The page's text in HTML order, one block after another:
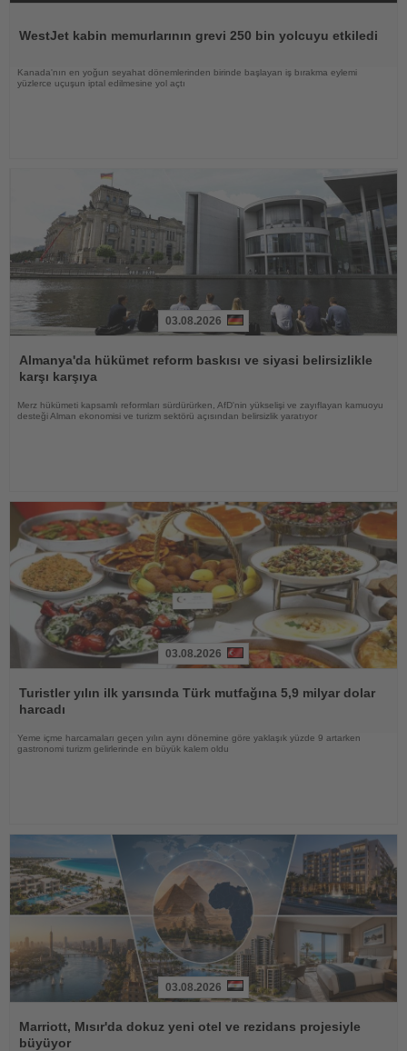
WestJet kabin memurlarının grevi 250 bin yolcuyu etkiledi
Kanada'nın en yoğun seyahat dönemlerinden birinde başlayan iş bırakma eylemi
yüzlerce uçuşun iptal edilmesine yol açtı
Oku
03.08.2026
Almanya'da hükümet reform baskısı ve siyasi belirsizlikle
karşı karşıya
Merz hükümeti kapsamlı reformları sürdürürken, AfD'nin yükselişi ve zayıflayan kamuoyu
desteği Alman ekonomisi ve turizm sektörü açısından belirsizlik yaratıyor
Oku
03.08.2026
Turistler yılın ilk yarısında Türk mutfağına 5,9 milyar dolar
harcadı
Yeme içme harcamaları geçen yılın aynı dönemine göre yaklaşık yüzde 9 artarken
gastronomi turizm gelirlerinde en büyük kalem oldu
Oku
03.08.2026
Marriott, Mısır'da dokuz yeni otel ve rezidans projesiyle
büyüyor